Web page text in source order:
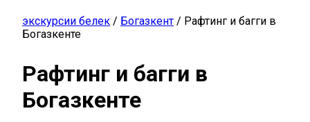
экскурсии белек / Богазкент / Рафтинг и багги в
Богазкенте
Рафтинг и багги в
Богазкенте